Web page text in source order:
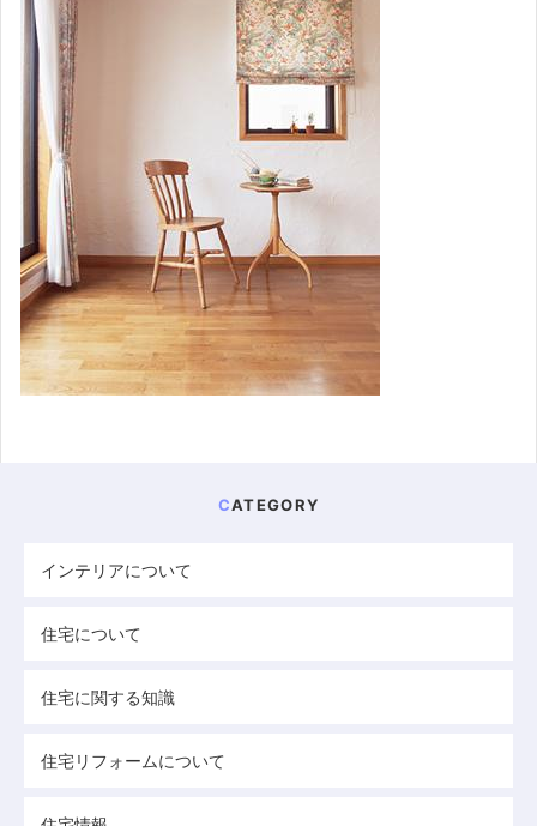
CATEGORY
インテリアについて
住宅について
住宅に関する知識
住宅リフォームについて